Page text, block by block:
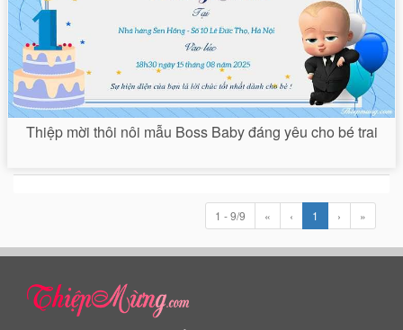
Thiệp mời thôi nôi mẫu Boss Baby đáng yêu cho bé trai
1 - 9/9 « ‹ 1 › »